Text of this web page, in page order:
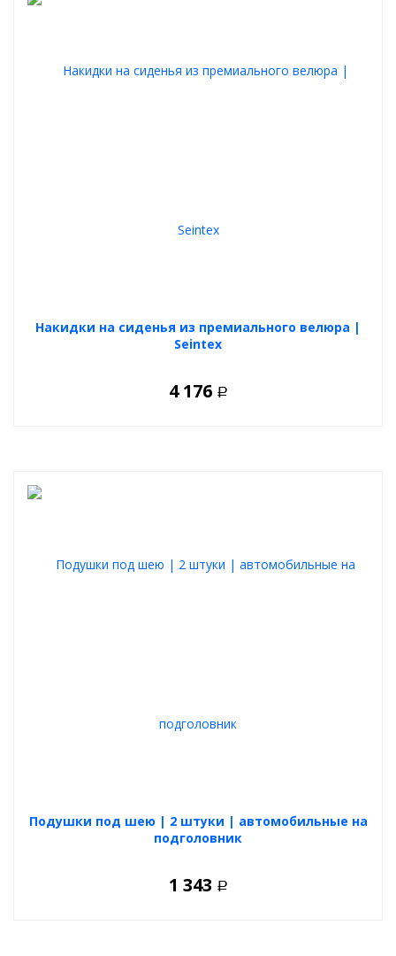
Накидки на сиденья из премиального велюра |
Seintex
4 176 Р
Подушки под шею | 2 штуки | автомобильные на
подголовник
1 343 Р